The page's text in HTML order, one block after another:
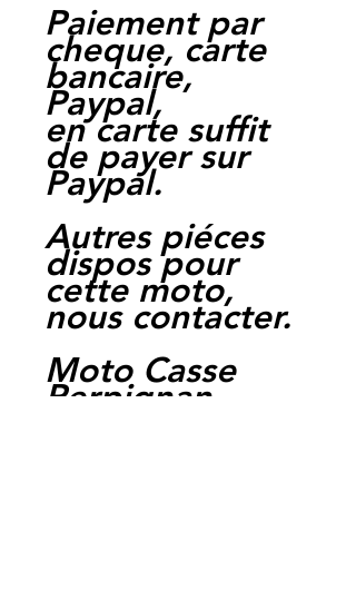
Paiement par
cheque, carte
bancaire,
Paypal,
en carte suffit
de payer sur
Paypal.
Autres piéces
dispos pour
cette moto,
nous contacter.
Moto Casse
Perpignan